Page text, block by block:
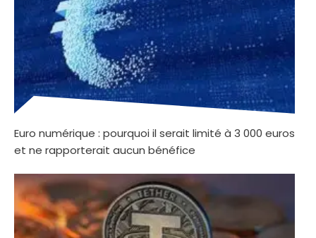
Euro numérique : pourquoi il serait limité à 3 000 euros
et ne rapporterait aucun bénéfice